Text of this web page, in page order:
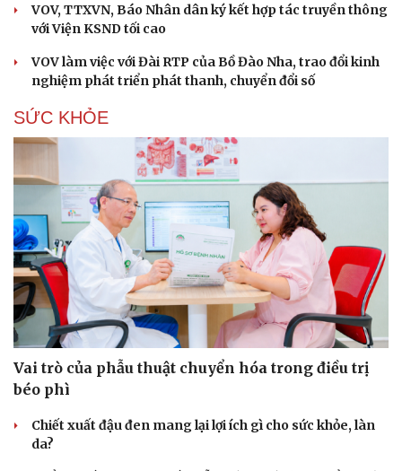
VOV, TTXVN, Báo Nhân dân ký kết hợp tác truyền thông
với Viện KSND tối cao
VOV làm việc với Đài RTP của Bồ Đào Nha, trao đổi kinh
nghiệm phát triển phát thanh, chuyển đổi số
SỨC KHỎE
Vai trò của phẫu thuật chuyển hóa trong điều trị
béo phì
Chiết xuất đậu đen mang lại lợi ích gì cho sức khỏe, làn
da?